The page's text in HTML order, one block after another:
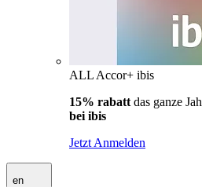
ALL Accor+ ibis
15% rabatt das ganze
bei ibis
Jetzt Anmelden
en